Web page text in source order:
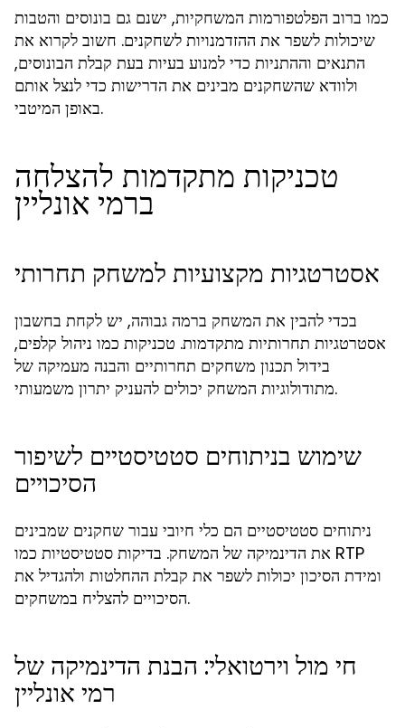
כמו ברוב הפלטפורמות המשחקיות, ישנם גם בונוסים והטבות
שיכולות לשפר את ההזדמנויות לשחקנים. חשוב לקרוא את
התנאים וההתניות כדי למנוע בעיות בעת קבלת הבונוסים,
ולוודא שהשחקנים מבינים את הדרישות כדי לנצל אותם
באופן המיטבי.
טכניקות מתקדמות להצלחה
ברמי אונליין
אסטרטגיות מקצועיות למשחק תחרותי
בכדי להבין את המשחק ברמה גבוהה, יש לקחת בחשבון
אסטרטגיות תחרותיות מתקדמות. טכניקות כמו ניהול קלפים,
בידול תכנון משחקים תחרותיים והבנה מעמיקה של
מתודולוגיות המשחק יכולים להעניק יתרון משמעותי.
שימוש בניתוחים סטטיסטיים לשיפור
הסיכויים
ניתוחים סטטיסטיים הם כלי חיובי עבור שחקנים שמבינים
את הדינמיקה של המשחק. בדיקות סטטיסטיות כמו RTP
ומידת הסיכון יכולות לשפר את קבלת ההחלטות ולהגדיל את
הסיכויים להצליח במשחקים.
חי מול וירטואלי: הבנת הדינמיקה של
רמי אונליין